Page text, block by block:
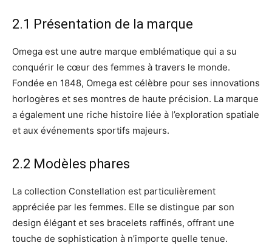
2.1 Présentation de la marque
Omega est une autre marque emblématique qui a su
conquérir le cœur des femmes à travers le monde.
Fondée en 1848, Omega est célèbre pour ses innovations
horlogères et ses montres de haute précision. La marque
a également une riche histoire liée à l’exploration spatiale
et aux événements sportifs majeurs.
2.2 Modèles phares
La collection Constellation est particulièrement
appréciée par les femmes. Elle se distingue par son
design élégant et ses bracelets raffinés, offrant une
touche de sophistication à n’importe quelle tenue.